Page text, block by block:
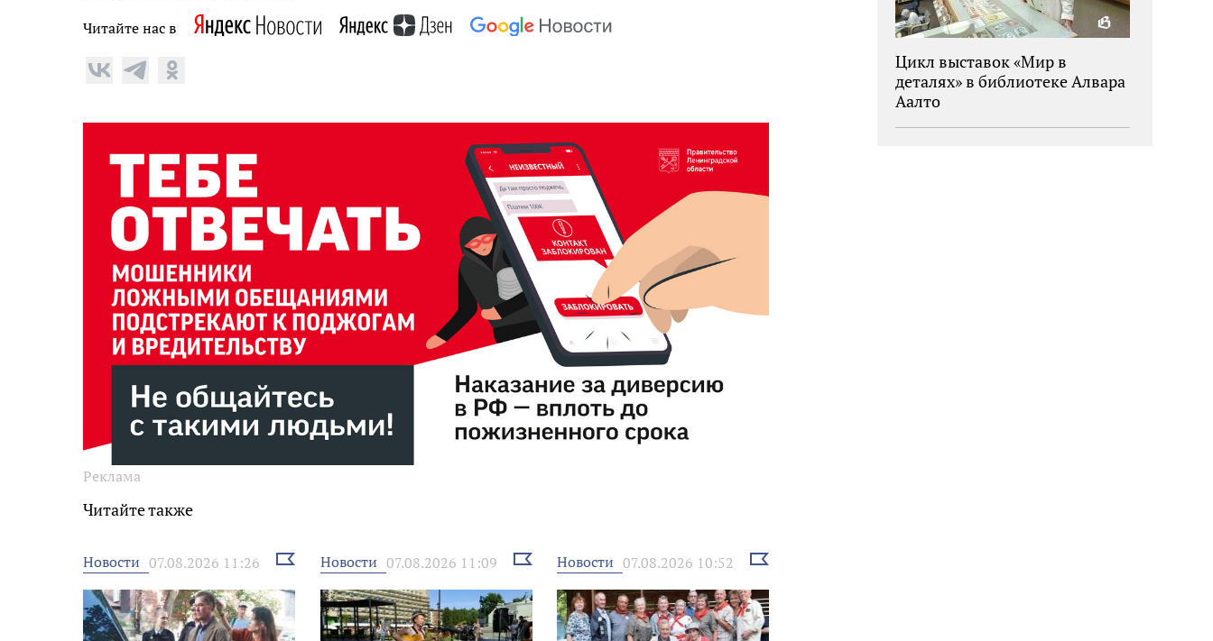
Читайте нас в
Реклама
Читайте также
Новости 07.08.2026 11:26
Выбрать
новость
Новости 07.08.2026 11:09
Выбрать
новость
Новости 07.08.2026 10:52
Выбрать
Цикл выставок «Мир в
деталях» в библиотеке Алвара
Аалто